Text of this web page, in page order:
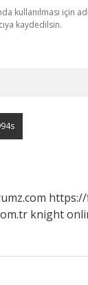
kullanılması için
kaydedilsin.
knight